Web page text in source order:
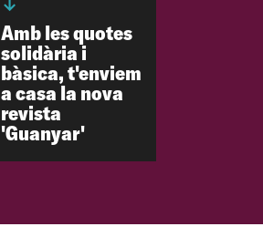
Amb les quotes
solidària i
bàsica, t'enviem
a casa la nova
revista
'Guanyar'